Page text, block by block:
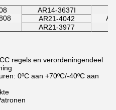
AR14-3637I
AR21-4042
AR21-3977
regels en verordeningendeel
0ºC aan +70ºC/-40ºC aan